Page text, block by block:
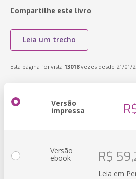
Compartilhe este livro
Leia um trecho
Esta página foi vista 13018vezes desde 21/01/
Versão
impressa
Versão
ebook R$
Leia em